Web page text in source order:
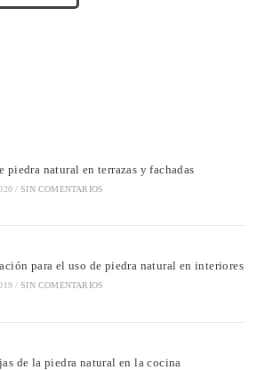
piedra natural en terrazas y fachadas
/ SIN COMENTARIOS
para el uso de piedra natural en interiores
/ SIN COMENTARIOS
de la piedra natural en la cocina